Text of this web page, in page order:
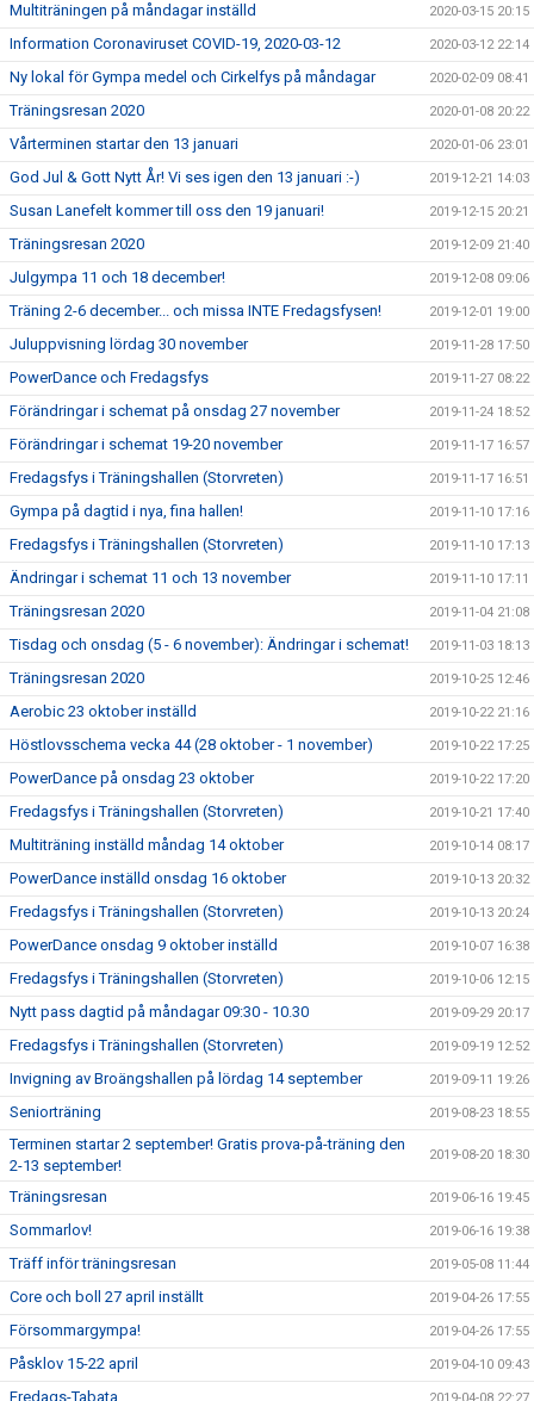
Multiträningen på måndagar inställd 2020-03-15 20:15
Information Coronaviruset COVID-19, 2020-03-12 2020-03-12 22:14
Ny lokal för Gympa medel och Cirkelfys på måndagar 2020-02-09 08:41
Träningsresan 2020 2020-01-08 20:22
Vårterminen startar den 13 januari 2020-01-06 23:01
God Jul & Gott Nytt År! Vi ses igen den 13 januari :-) 2019-12-21 14:03
Susan Lanefelt kommer till oss den 19 januari! 2019-12-15 20:21
Träningsresan 2020 2019-12-09 21:40
Julgympa 11 och 18 december! 2019-12-08 09:06
Träning 2-6 december... och missa INTE Fredagsfysen! 2019-12-01 19:00
Juluppvisning lördag 30 november 2019-11-28 17:50
PowerDance och Fredagsfys 2019-11-27 08:22
Förändringar i schemat på onsdag 27 november 2019-11-24 18:52
Förändringar i schemat 19-20 november 2019-11-17 16:57
Fredagsfys i Träningshallen (Storvreten) 2019-11-17 16:51
Gympa på dagtid i nya, fina hallen! 2019-11-10 17:16
Fredagsfys i Träningshallen (Storvreten) 2019-11-10 17:13
Ändringar i schemat 11 och 13 november 2019-11-10 17:11
Träningsresan 2020 2019-11-04 21:08
Tisdag och onsdag (5 - 6 november): Ändringar i schemat! 2019-11-03 18:13
Träningsresan 2020 2019-10-25 12:46
Aerobic 23 oktober inställd 2019-10-22 21:16
Höstlovsschema vecka 44 (28 oktober - 1 november) 2019-10-22 17:25
PowerDance på onsdag 23 oktober 2019-10-22 17:20
Fredagsfys i Träningshallen (Storvreten) 2019-10-21 17:40
Multiträning inställd måndag 14 oktober 2019-10-14 08:17
PowerDance inställd onsdag 16 oktober 2019-10-13 20:32
Fredagsfys i Träningshallen (Storvreten) 2019-10-13 20:24
PowerDance onsdag 9 oktober inställd 2019-10-07 16:38
Fredagsfys i Träningshallen (Storvreten) 2019-10-06 12:15
Nytt pass dagtid på måndagar 09:30 - 10.30 2019-09-29 20:17
Fredagsfys i Träningshallen (Storvreten) 2019-09-19 12:52
Invigning av Broängshallen på lördag 14 september 2019-09-11 19:26
Seniorträning 2019-08-23 18:55
Terminen startar 2 september! Gratis prova-på-träning den
2-13 september!
2019-08-20 18:30
Träningsresan 2019-06-16 19:45
Sommarlov! 2019-06-16 19:38
Träff inför träningsresan 2019-05-08 11:44
Core och boll 27 april inställt 2019-04-26 17:55
Försommargympa! 2019-04-26 17:55
Påsklov 15-22 april 2019-04-10 09:43
Fredags-Tabata